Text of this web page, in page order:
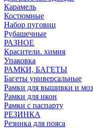
Карамель
Костюмные
Набор пуговиц
Рубашечные
РАЗНОЕ
Красители. химия
Упаковка
РАМКИ, БАГЕТЫ
Багеты универсальные
Рамки для вышивки и
Рамки для икон
Рамки с паспарту
РЕЗИНКА
Резинка для пояса